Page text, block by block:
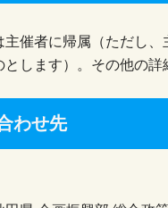
主催者に帰属（ただし
とします）。その他の
わせ先